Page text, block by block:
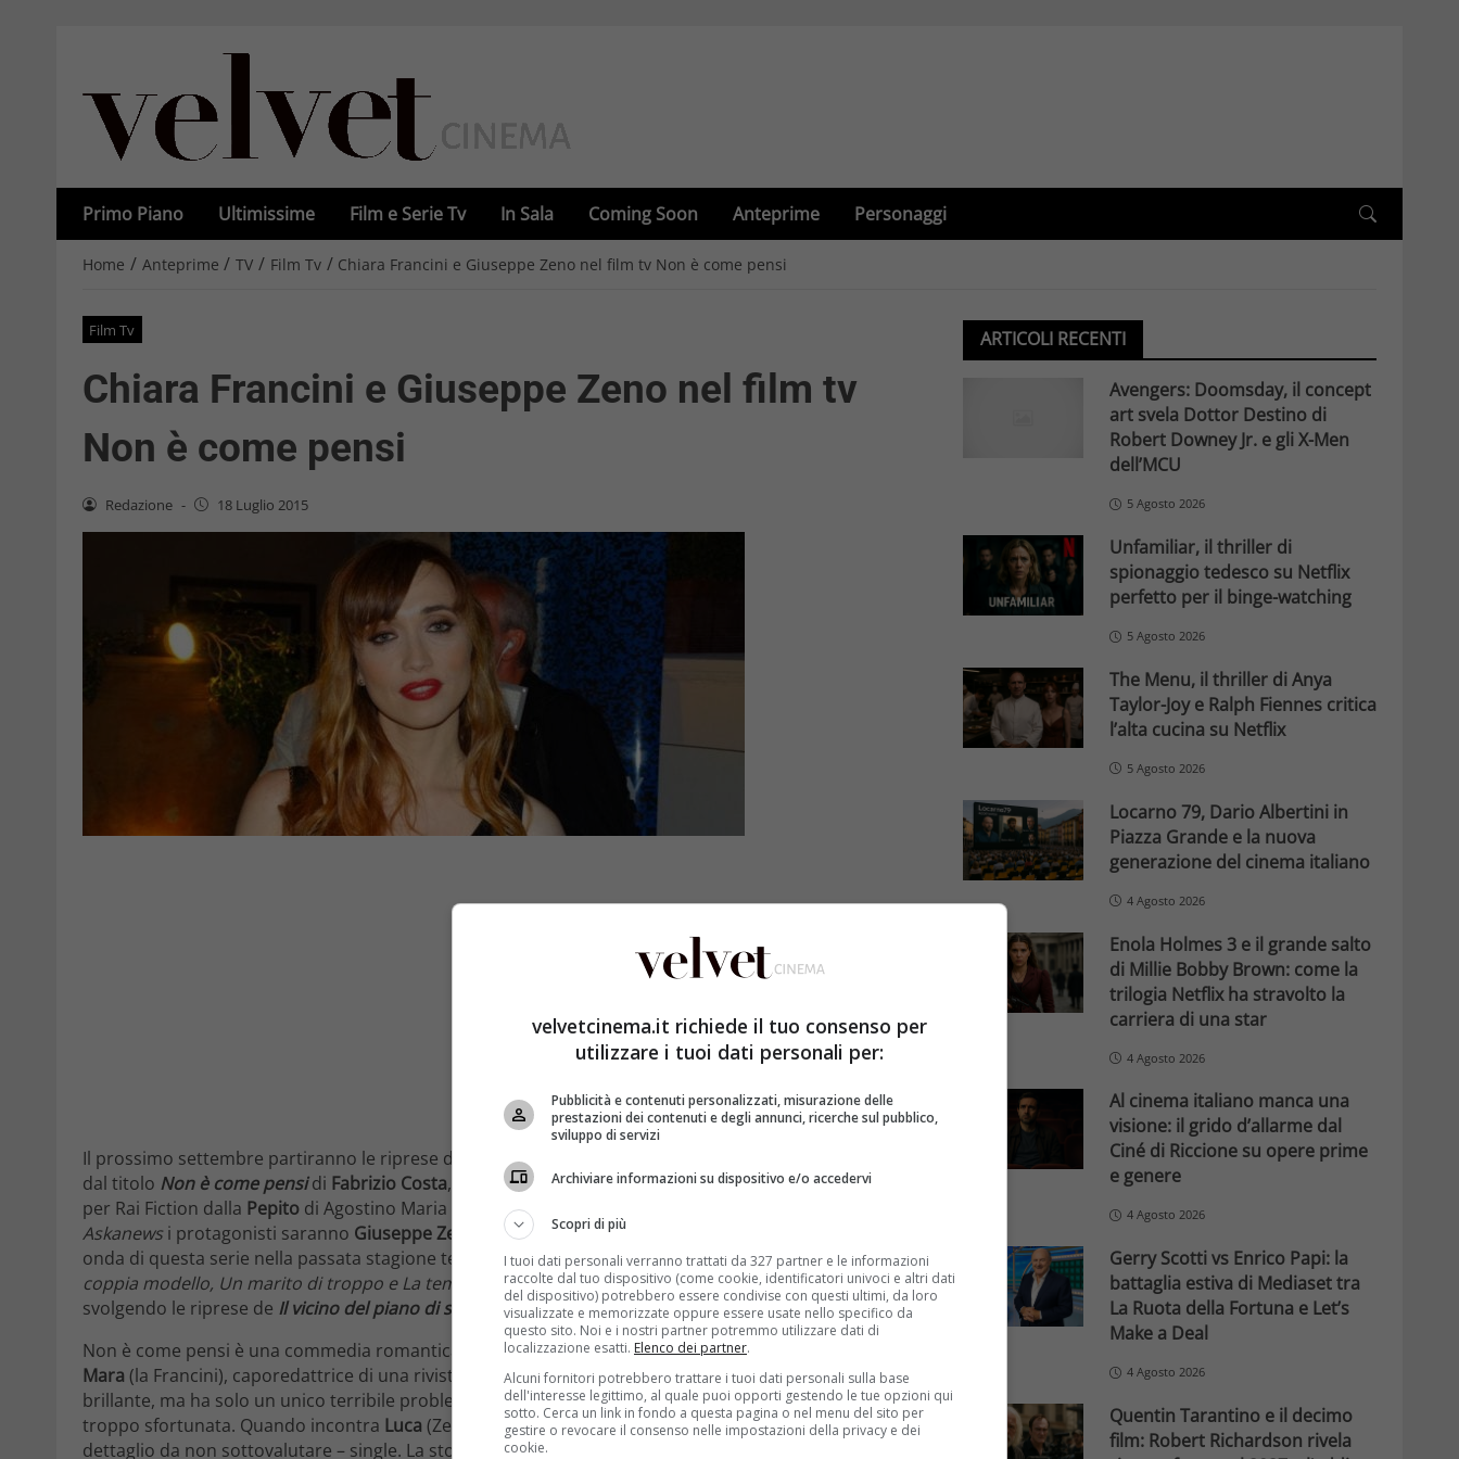
Primo Piano Ultimissime Film e Serie Tv In Sala Coming Soon Anteprime Personaggi
Home / Anteprime / TV / Film Tv / Chiara Francini e Giuseppe Zeno nel film tv Non è come pensi
Film Tv
Chiara Francini e Giuseppe Zeno nel film tv
Non è come pensi
Redazione - 18 Luglio 2015
Il prossimo settembre partiranno le riprese del secondo tv movie Rai della collana
dal titolo Non è come pensidi Fabrizio Costa, scritto da Fabrizia Midulla ed Alberto Taraglio, realizzato
per Rai Fiction dalla Pepito di Agostino Maria Grazia e Giuseppe Saccà. Secondo quanto riporta
Askanews i protagonisti saranno Giuseppe Zeno e Chiara Francini. Sono già cinque i titoli mandati in
onda di questa serie nella passata stagione televisiva, ovveroUna Ferrari per due, Una villa per due, Una
coppia modello, Un marito di troppo e La tempesta (senza contare che proprio in questi giorni si stanno
svolgendo le riprese de Il vicino del piano di sopr a conSergio Rubini e Barbora Bobulova).
Non è come pensi è una commedia romantica della durata dicento minutiche racconta la storia di
Mara (la Francini), caporedattrice di una rivista che tratta di turismo di lusso. E’ una donna in carriera e
brillante, ma ha solo un unico terribile problema:
non ci sa proprio fare con gli uomini . O meglio, è
troppo sfortunata. Quando incontra Luca (Zeno) le cose sembrano cambiare: lui è gentile, bello e –
dettaglio da non sottovalutare – single. La storia d’amore però dura poco, visto che Mara scopre che
ARTICOLI RECENTI
Avengers: Doomsday, il concept
art svela Dottor Destino di
Robert Downey Jr. e gli X-Men
dell’MCU
5 Agosto 2026
Unfamiliar, il thriller di
spionaggio tedesco su Netflix
perfetto per il binge-watching
5 Agosto 2026
The Menu, il thriller di Anya
Taylor-Joy e Ralph Fiennes critica
l’alta cucina su Netflix
5 Agosto 2026
Locarno 79, Dario Albertini in
Piazza Grande e la nuova
generazione del cinema italiano
4 Agosto 2026
Enola Holmes 3 e il grande salto
di Millie Bobby Brown: come la
trilogia Netflix ha stravolto la
carriera di una star
4 Agosto 2026
Al cinema italiano manca una
visione: il grido d’allarme dal
Ciné di Riccione su opere prime
e genere
4 Agosto 2026
Gerry Scotti vs Enrico Papi: la
battaglia estiva di Mediaset tra
La Ruota della Fortuna e Let’s
Make a Deal
4 Agosto 2026
Quentin Tarantino e il decimo
film: Robert Richardson rivela
velvetcinema.it richiede il tuo consenso per
utilizzare i tuoi dati personali per:
Pubblicità e contenuti personalizzati, misurazione delle
prestazioni dei contenuti e degli annunci, ricerche sul pubblico,
sviluppo di servizi
Archiviare informazioni su dispositivo e/o accedervi
Scopri di più
I tuoi dati personali verranno trattati da 327 partner e le informazioni
raccolte dal tuo dispositivo (come cookie, identificatori univoci e altri dati
del dispositivo) potrebbero essere condivise con questi ultimi, da loro
visualizzate e memorizzate oppure essere usate nello specifico da
questo sito. Noi e i nostri partner potremmo utilizzare dati di
localizzazione esatti. Elenco dei partner.
Alcuni fornitori potrebbero trattare i tuoi dati personali sulla base
dell'interesse legittimo, al quale puoi opporti gestendo le tue opzioni qui
sotto. Cerca un link in fondo a questa pagina o nel menu del sito per
gestire o revocare il consenso nelle impostazioni della privacy e dei
cookie.